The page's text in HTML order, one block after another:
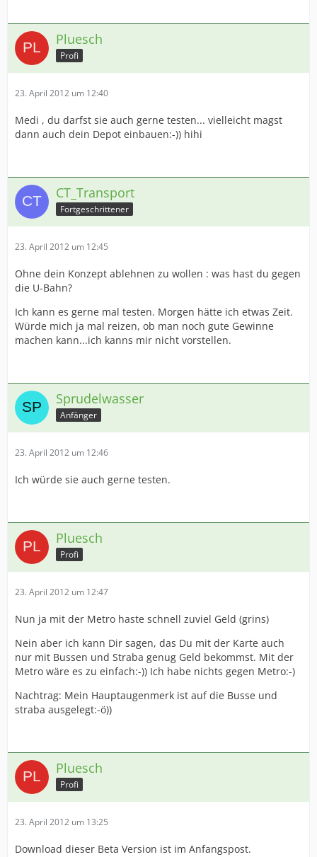
Pluesch
Profi
23. April 2012 um 12:40
Medi , du darfst sie auch gerne testen... vielleicht magst
dann auch dein Depot einbauen:-)) hihi
CT_Transport
Fortgeschrittener
23. April 2012 um 12:45
Ohne dein Konzept ablehnen zu wollen : was hast du gegen
die U-Bahn?
Ich kann es gerne mal testen. Morgen hätte ich etwas Zeit.
Würde mich ja mal reizen, ob man noch gute Gewinne
machen kann...ich kanns mir nicht vorstellen.
Sprudelwasser
Anfänger
23. April 2012 um 12:46
Ich würde sie auch gerne testen.
Pluesch
Profi
23. April 2012 um 12:47
Nun ja mit der Metro haste schnell zuviel Geld (grins)
Nein aber ich kann Dir sagen, das Du mit der Karte auch
nur mit Bussen und Straba genug Geld bekommst. Mit der
Metro wäre es zu einfach:-)) Ich habe nichts gegen Metro:-)
Nachtrag: Mein Hauptaugenmerk ist auf die Busse und
straba ausgelegt:-ö))
Pluesch
Profi
23. April 2012 um 13:25
Download dieser Beta Version ist im Anfangspost.